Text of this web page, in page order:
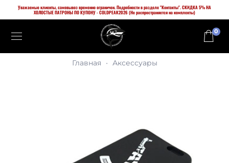
Уважаемые клиенты, самовывоз временно ограничен. Подробности в разделе "Контакты". СКИДКА 5% НА
ХОЛОСТЫЕ ПАТРОНЫ ПО КУПОНУ - COLDPEAK2026 (Не распространяется на комплекты)
0
Главная Аксессуары